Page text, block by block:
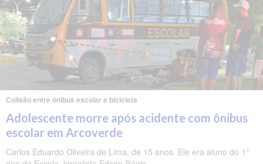
Colisão entre ônibus escolar e bicicleta
Adolescente morre após acidente com ônibus
escolar em Arcoverde
Carlos Eduardo Oliveira de Lima, de 15 anos. Ele era aluno do 1°